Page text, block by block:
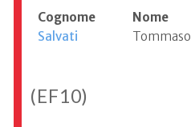
Cognome Nome
Salvati
Tommaso
(EF10)